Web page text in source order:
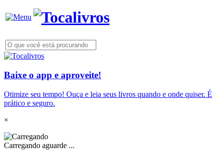
Baixe o app e aproveite!
Otimize seu tempo! Ouça e leia seus livros quando e onde quiser. É
prático e seguro.
×
Carregando aguarde ...